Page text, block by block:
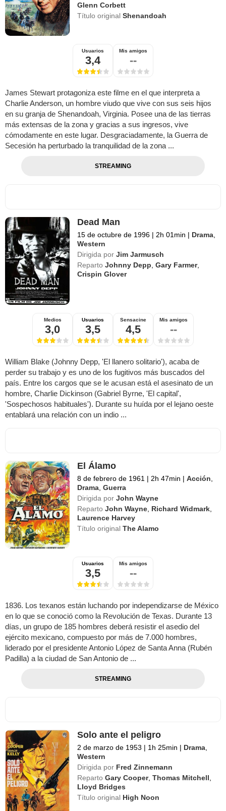
Glenn Corbett
Título originalShenandoah
Usuarios
3,4
Mis amigos
--
James Stewart protagoniza este filme en el que interpreta a
Charlie Anderson, un hombre viudo que vive con sus seis hijos
en su granja de Shenandoah, Virginia. Posee una de las tierras
más extensas de la zona y gracias a sus ingresos, vive
cómodamente en este lugar. Desgraciadamente, la Guerra de
Secesión ha perturbado la tranquilidad de la zona ...
STREAMING
Dead Man
15 de octubre de 1996 | 2h 01min | Drama
Western
Dirigida por Jim Jarmusch
Reparto Johnny Depp ,Gary Farmer,
Crispin Glover
Medios
3,0
Usuarios
3,5
Sensacine
4,5
Mis amigos
--
William Blake (Johnny Depp, 'El llanero solitario'), acaba de
perder su trabajo y es uno de los fugitivos más buscados del
país. Entre los cargos que se le acusan está el asesinato de un
hombre, Charlie Dickinson (Gabriel Byrne, 'El capital',
'Sospechosos habituales'). Durante su huída por el lejano oeste
entablará una relación con un indio ...
El Álamo
8 de febrero de 1961 | 2h 47min | Acción
Drama ,Guerra
Dirigida por John Wayne
Reparto John Wayne Richard Widmark
Laurence Harvey
Título originalThe Alamo
Usuarios
3,5
Mis amigos
--
1836. Los texanos están luchando por independizarse de México
en lo que se conoció como la Revolución de Texas. Durante 13
días, un grupo de 185 hombres deberá resistir el asedio del
ejército mexicano, compuesto por más de 7.000 hombres,
liderado por el presidente Antonio López de Santa Anna (Rubén
Padilla) a la ciudad de San Antonio de ...
STREAMING
Solo ante el peligro
2 de marzo de 1953 | 1h 25min | Drama
Western
Dirigida por Fred Zinnemann
Reparto Gary Cooper,Thomas Mitchell
Lloyd Bridges
Título original High Noon